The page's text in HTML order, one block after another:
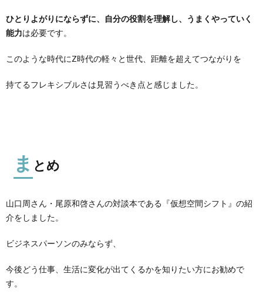
ひとりよがりにならずに、自分の役割を理解し、うまくやっていく
能力は必要です。
このような時代にZ時代の軽々と世代、距離を超えてつながりを
持てるフレキシブルさは見習うべき点と感じました。
ま とめ
山口周さん・尾原和啓さんの対談本である『仮想空間シフト』の紹
介をしました。
ビジネスパーソンのみならず、
今後どう仕事、生活に変化が出てくるかを知りたい方にお勧めで
す。